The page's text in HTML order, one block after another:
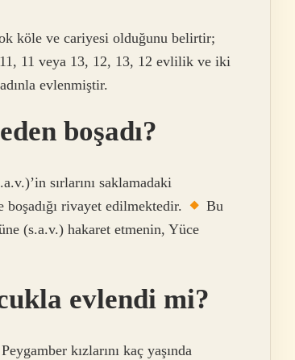
köle ve cariyesi olduğunu belirtir;
11 veya 13, 12, 13, 12 evlilik ve iki
evlenmiştir.
boşadı?
sırlarını saklamadaki
boşadığı rivayet edilmektedir.
Bu
(s.a.v.) hakaret etmenin, Yüce
evlendi mi?
kızlarını kaç yaşında